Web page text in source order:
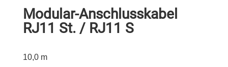
Modular-Anschlusskabel
RJ11 St. / RJ11 S
10,0 m